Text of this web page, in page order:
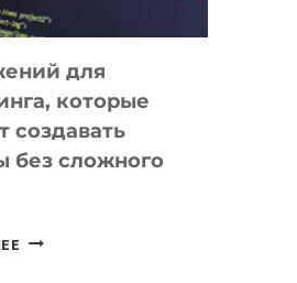
для
которые
создавать
без сложного